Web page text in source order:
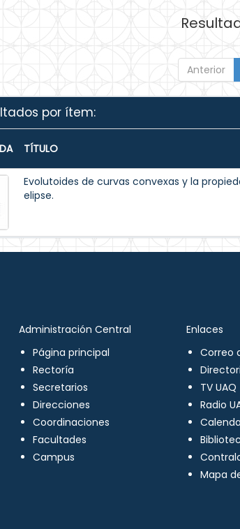
Anterior
por ítem:
TÍTULO
Evolutoides de curvas convexas y la
elipse.
Administración Central
Página principal
Rectoría
Secretarios
Direcciones
Coordinaciones
Facultades
Campus
Enlaces
Correo
TV UAQ
Radio
Mapa